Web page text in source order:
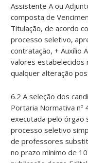
Assistente A ou
composta de
Titulação, de acordo
processo seletivo,
contratação, + Auxílio
valores estabelecidos
qualquer alteração
6.2 A seleção dos
Portaria Normativa nº
executada pelo órgão
processo seletivo
de professores
no prazo mínimo de